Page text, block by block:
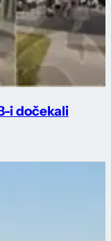
i dočekali